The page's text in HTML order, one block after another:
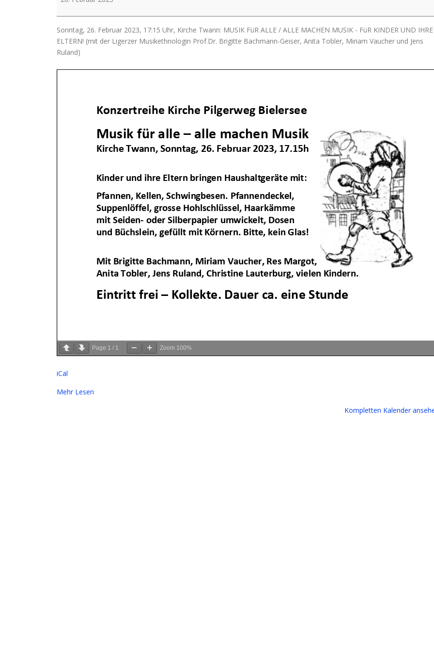
der
Moderne
-
Variationen
Volksweisen
Sonntag, 26. Februar 2023, 17:15 Uhr, Kirche Twann: MUSIK FüR ALLE / ALLE MACHEN MUSIK - FüR KINDER UND IHRE
ELTERN! (mit der Ligerzer Musikethnologin Prof.Dr. Brigitte Bachmann-Geiser, Anita Tobler, Miriam Vaucher und Jens
Ruland)
Page 1 / 1 Zoom 100%
iCal
Mehr Lesen
Kompletten Kalender